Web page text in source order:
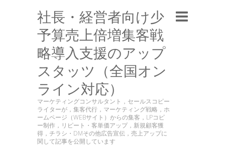
社長・経営者向け少
予算売上倍増集客戦
略導入支援のアップ
スタッツ（全国オン
ライン対応）
マーケティングコンサルタント，セールスコピー
ライターが，集客代行，マーケティング戦略，ホ
ームページ（WEBサイト）からの集客，LPコピ
ー制作，リピート・客単価アップ，新規顧客獲
得，チラシ・DMその他広告宣伝，売上アップに
関して記事を公開しています